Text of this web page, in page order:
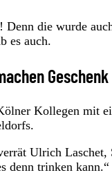
die wurde
es auch.
Geschenk
Kollegen mit
Ulrich Laschet,
denn trinken kann.“